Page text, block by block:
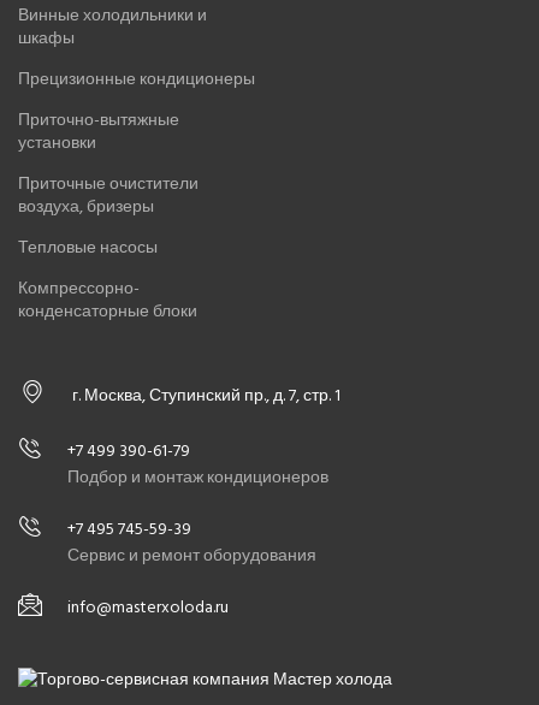
Винные холодильники и
шкафы
Прецизионные кондиционеры
Приточно-вытяжные
установки
Приточные очистители
воздуха, бризеры
Тепловые насосы
Компрессорно-
конденсаторные блоки
г. Москва, Ступинский пр., д. 7, стр. 1
+7 499 390-61-79
Подбор и монтаж кондиционеров
+7 495 745-59-39
Сервис и ремонт оборудования
info@masterxoloda.ru